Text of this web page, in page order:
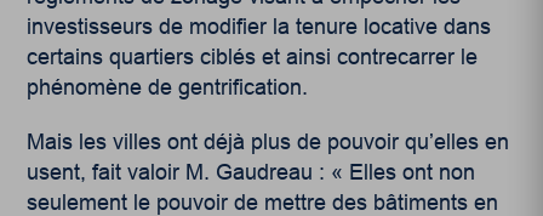
investisseurs de modifier la tenure locative dans
certains quartiers ciblés et ainsi contrecarrer le
phénomène de gentrification.
Mais les villes ont déjà plus de pouvoir qu’elles en
usent, fait valoir M. Gaudreau : « Elles ont non
seulement le pouvoir de mettre des bâtiments en